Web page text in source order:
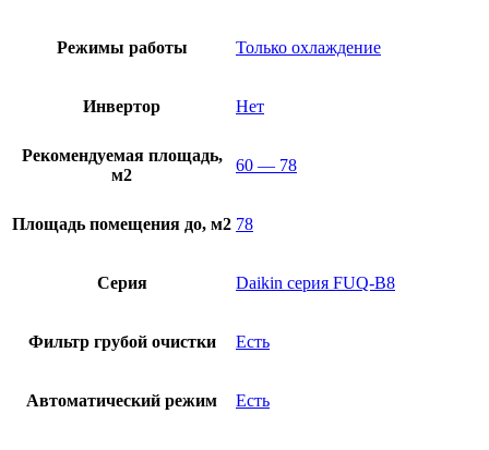
Режимы работы Только охлаждение
Инвертор Нет
Рекомендуемая площадь,
м2
60 — 78
Площадь помещения до, м2 78
Серия Daikin серия FUQ-B8
Фильтр грубой очистки Есть
Автоматический режим Есть